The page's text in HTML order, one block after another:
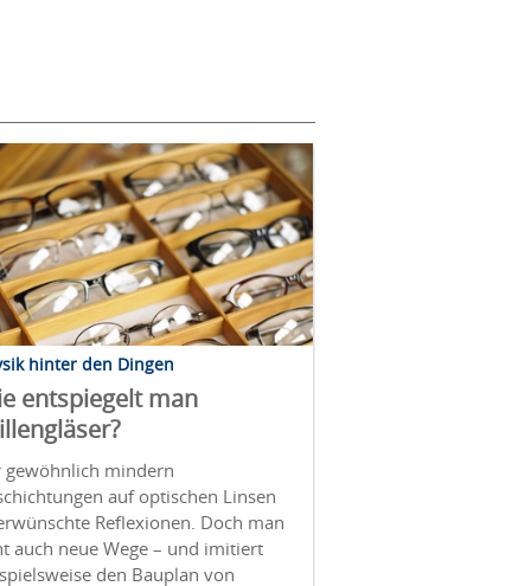
hinter den Dingen
entspiegelt man
gewöhnlich mindern
auf optischen Linsen
Reflexionen. Doch man
auch neue Wege – und imitiert
den Bauplan von